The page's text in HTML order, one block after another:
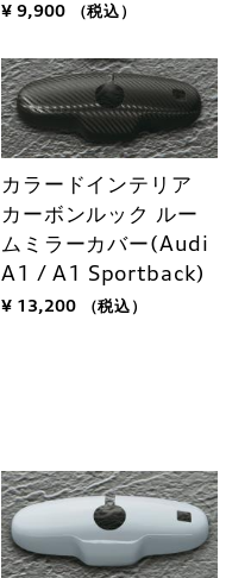
¥ 9,900 （税込）
カラードインテリア
カーボンルック ルー
ムミラーカバー(Audi
A1 / A1 Sportback)
¥ 13,200 （税込）